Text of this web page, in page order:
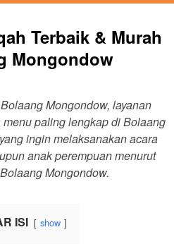
Terbaik & Murah
Mongondow
Mongondow, layanan
paling lengkap di Bolaang
ingin melaksanakan acara
anak perempuan menurut
Mongondow.
ISI show